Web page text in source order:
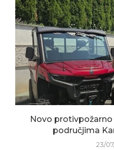
Novo
područjima
23/